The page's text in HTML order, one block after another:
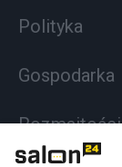
Polityka
Gospodarka
Rozmaitości